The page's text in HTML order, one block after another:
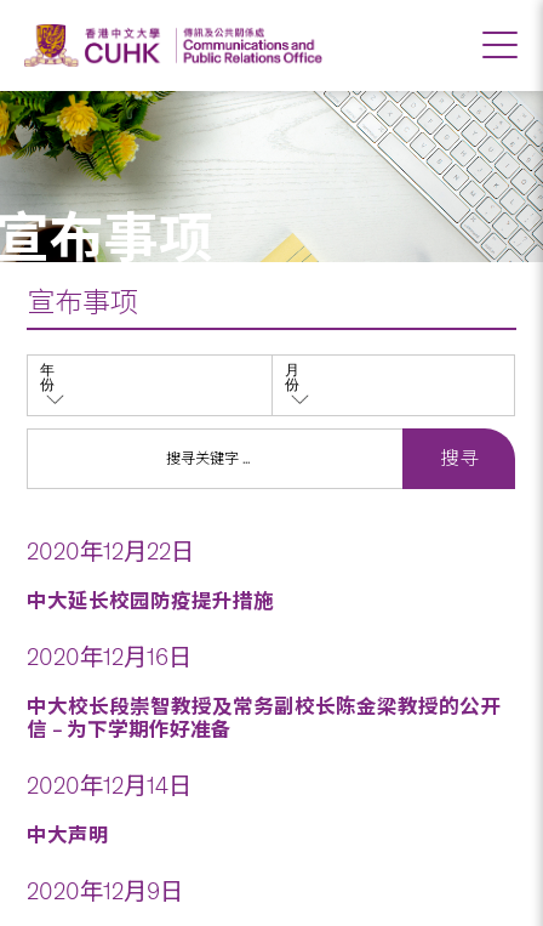
布事项
宣布事项
年
份
月
份
2020年12月22日
中大延长校园防疫提升措施
2020年12月16日
中大校长段崇智教授及常务副校长陈金梁教授的公开
信 – 为下学期作好准备
2020年12月14日
中大声明
2020年12月9日